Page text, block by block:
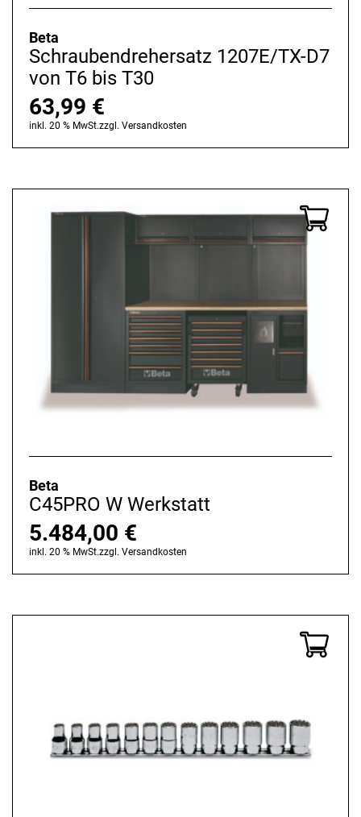
Beta
Schraubendrehersatz 1207E/TX-D7
von T6 bis T30
63,99 €
inkl. 20 % MwSt.zzgl. Versandkosten
Beta
C45PRO W Werkstatt
5.484,00 €
inkl. 20 % MwSt.zzgl. Versandkosten